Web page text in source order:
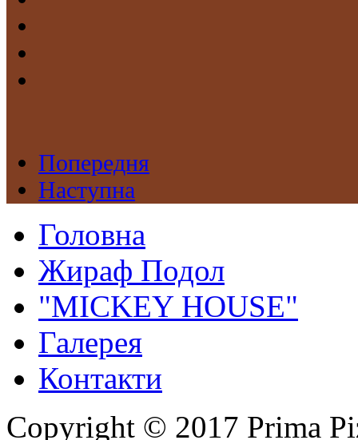
Попередня
Наступна
Головна
Жираф Подол
"MICKEY HOUSE"
Галерея
Контакти
Copyright © 2017 Prima